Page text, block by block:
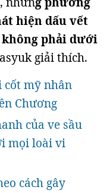
hiện dấu vết
phải dưới
giải thích.
cốt mỹ nhân
Chương
của ve sầu
mọi loài vi
cách gây